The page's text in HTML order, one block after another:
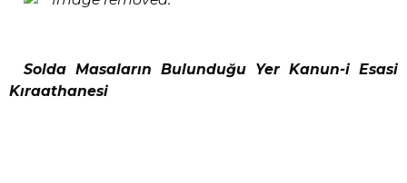
Solda Masaların Bulunduğu Yer Kanun-i Esasi
Kıraathanesi